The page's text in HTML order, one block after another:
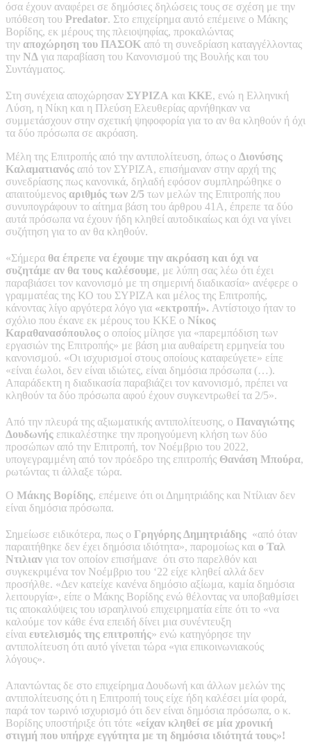
όσα έχουν αναφέρει σε δημόσιες δηλώσεις τους σε σχέση με την
υπόθεση του Predator. Στο επιχείρημα αυτό επέμεινε ο Μάκης
Βορίδης, εκ μέρους της πλειοψηφίας, προκαλώντας
την αποχώρηση του ΠΑΣΟΚ από τη συνεδρίαση καταγγέλλοντας
την ΝΔ για παραβίαση του Κανονισμού της Βουλής και του
Συντάγματος.
Στη συνέχεια αποχώρησαν ΣΥΡΙΖΑ και ΚΚΕ, ενώ η Ελληνική
Λύση, η Νίκη και η Πλεύση Ελευθερίας αρνήθηκαν να
συμμετάσχουν στην σχετική ψηφοφορία για το αν θα κληθούν ή όχι
τα δύο πρόσωπα σε ακρόαση.
Μέλη της Επιτροπής από την αντιπολίτευση, όπως ο Διονύσης
Καλαματιανός από τον ΣΥΡΙΖΑ, επισήμαναν στην αρχή της
συνεδρίασης πως κανονικά, δηλαδή εφόσον συμπληρώθηκε ο
απαιτούμενος αριθμός των 2/5 των μελών της Επιτροπής που
συνυπογράφουν το αίτημα βάση του άρθρου 41Α, έπρεπε τα δύο
αυτά πρόσωπα να έχουν ήδη κληθεί αυτοδικαίως και όχι να γίνει
συζήτηση για το αν θα κληθούν.
«Σήμερα θα έπρεπε να έχουμε την ακρόαση και όχι να
συζητάμε αν θα τους καλέσουμε, με λύπη σας λέω ότι έχει
παραβιάσει τον κανονισμό με τη σημερινή διαδικασία» ανέφερε ο
γραμματέας της ΚΟ του ΣΥΡΙΖΑ και μέλος της Επιτροπής,
κάνοντας λίγο αργότερα λόγο για «εκτροπή». Αντίστοιχο ήταν το
σχόλιο που έκανε εκ μέρους του ΚΚΕ ο Νίκος
Καραθανασόπουλος ο οποίος μίλησε για «παρεμπόδιση των
εργασιών της Επιτροπής» με βάση μια αυθαίρετη ερμηνεία του
κανονισμού. «Οι ισχυρισμοί στους οποίους καταφεύγετε» είπε
«είναι έωλοι, δεν είναι ιδιώτες, είναι δημόσια πρόσωπα (…).
Απαράδεκτη η διαδικασία παραβιάζει τον κανονισμό, πρέπει να
κληθούν τα δύο πρόσωπα αφού έχουν συγκεντρωθεί τα 2/5».
Από την πλευρά της αξιωματικής αντιπολίτευσης, ο Παναγιώτης
Δουδωνής επικαλέστηκε την προηγούμενη κλήση των δύο
προσώπων από την Επιτροπή, τον Νοέμβριο του 2022,
υπογεγραμμένη από τον πρόεδρο της επιτροπής Θανάση Μπούρα,
ρωτώντας τι άλλαξε τώρα.
Ο Μάκης Βορίδης, επέμεινε ότι οι Δημητριάδης και Ντίλιαν δεν
είναι δημόσια πρόσωπα.
Σημείωσε ειδικότερα, πως ο Γρηγόρης Δημητριάδης «από όταν
παραιτήθηκε δεν έχει δημόσια ιδιότητα», παρομοίως και ο Ταλ
Ντιλιαν για τον οποίον επισήμανε ότι στο παρελθόν και
συγκεκριμένα τον Νοέμβριο του ‘22 είχε κληθεί αλλά δεν
προσήλθε. «Δεν κατείχε κανένα δημόσιο αξίωμα, καμία δημόσια
λειτουργία», είπε ο Μάκης Βορίδης ενώ θέλοντας να υποβαθμίσει
τις αποκαλύψεις του ισραηλινού επιχειρηματία είπε ότι το «να
καλούμε τον κάθε ένα επειδή δίνει μια συνέντευξη
είναι ευτελισμός της επιτροπής» ενώ κατηγόρησε την
αντιπολίτευση ότι αυτό γίνεται τώρα «για επικοινωνιακούς
λόγους».
Απαντώντας δε στο επιχείρημα Δουδωνή και άλλων μελών της
αντιπολίτευσης ότι η Επιτροπή τους είχε ήδη καλέσει μία φορά,
παρά τον τωρινό ισχυρισμό ότι δεν είναι δημόσια πρόσωπα, ο κ.
Βορίδης υποστήριξε ότι τότε «είχαν κληθεί σε μία χρονική
στιγμή που υπήρχε εγγύτητα με τη δημόσια ιδιότητά τους»!